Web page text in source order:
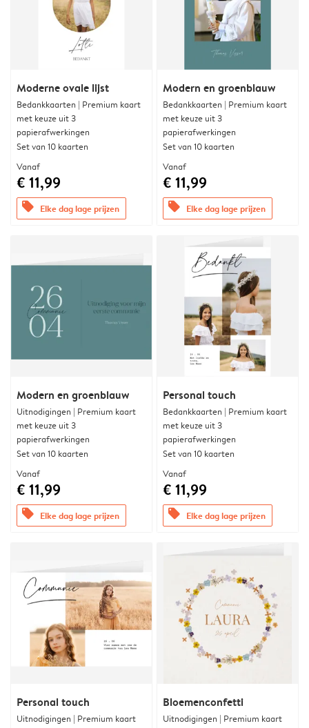
Moderne ovale lijst
Bedankkaarten | Premium kaart
met keuze uit 3
papierafwerkingen
Set van 10 kaarten
Vanaf
€ 11,99
offers Elke dag lage prijzen
Modern en groenblauw
Bedankkaarten | Premium kaart
met keuze uit 3
papierafwerkingen
Set van 10 kaarten
Vanaf
€ 11,99
offers Elke dag lage prijzen
Modern en groenblauw
Uitnodigingen | Premium kaart
met keuze uit 3
papierafwerkingen
Set van 10 kaarten
Vanaf
€ 11,99
offers Elke dag lage prijzen
Personal touch
Bedankkaarten | Premium kaart
met keuze uit 3
papierafwerkingen
Set van 10 kaarten
Vanaf
€ 11,99
offers Elke dag lage prijzen
Personal touch
Uitnodigingen | Premium kaart
Bloemenconfetti
Uitnodigingen | Premium kaart